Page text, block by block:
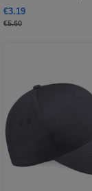
€3.19
€5.60